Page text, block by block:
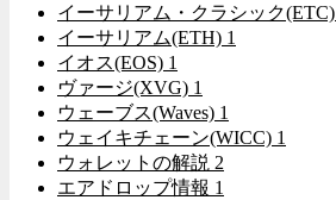
イーサリアム・クラシック(ETC)
イーサリアム(ETH) 1
イオス(EOS) 1
ヴァージ(XVG) 1
ウェーブス(Waves) 1
ウェイキチェーン(WICC) 1
ウォレットの解説 2
エアドロップ情報 1